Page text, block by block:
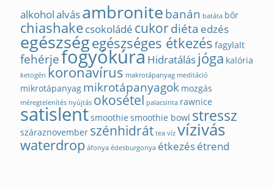
alkoholalvásambronite banán batáta bőr
chiashakecsokoládé cukordiéta edzés
egészségegészséges étkezés fagylalt
fehérjefogyókúraHidratálásjóga kalória
ketogén koronavírus makrotápanyag meditáció
mikrotápanyag mikrotápanyagok mozgás
méregtelenítés nyújtás okosétel palacsinta rawnice
satislentsmoothie smoothie bowl stressz
száraznovember szénhidrát tea víz vízivás
waterdrop áfonya édesburgonya étkezésétrend